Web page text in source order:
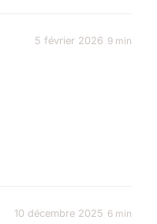
5 février 2026 9 min
10 décembre 2025 6 min